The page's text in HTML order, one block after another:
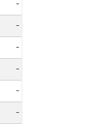
-
-
-
-
-
-